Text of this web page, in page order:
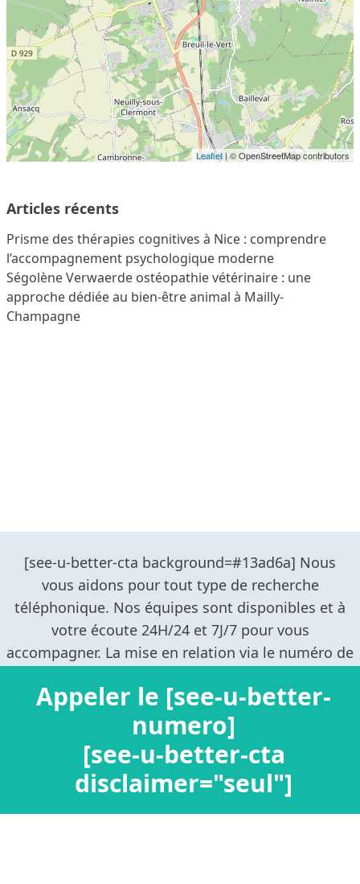
Leaflet| © OpenStreetMap contributors
Articles récents
Prisme des thérapies cognitives à Nice : comprendre
l’accompagnement psychologique moderne
Ségolène Verwaerde ostéopathie vétérinaire : une
approche dédiée au bien-être animal à Mailly-
Champagne
Confidentialité / Informations personnelles
Mentions légales
Appeler le [see-u-better-
numero]
[see-u-better-cta
disclaimer="seul"]